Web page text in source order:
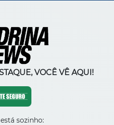
VOCÊ VÊ AQUI!
sozinho: